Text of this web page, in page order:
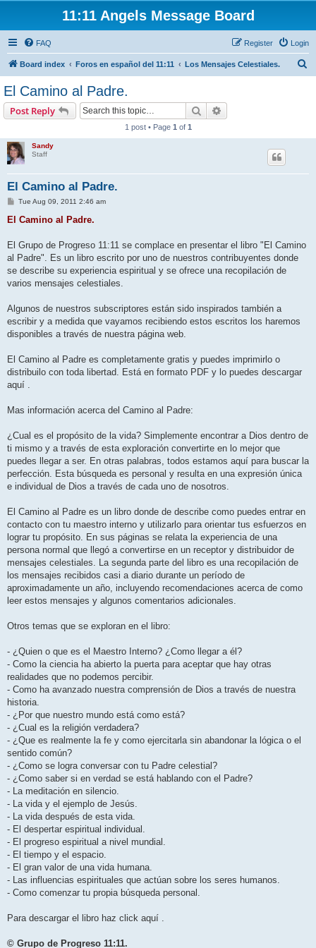
11:11 Angels Message Board
FAQ Login
Register
Board index Foros en español del 11:11 Los Mensajes Celestiales.
El Camino al Padre.
Post Reply Search
1 post • Page 1 of 1
Sandy
Staff
El Camino al Padre.
P
s
Tue Aug 09, 2011 2:46 am
El Camino al Padre.
El Grupo de Progreso 11:11 se complace en presentar el libro "El Camino
al Padre". Es un libro escrito por uno de nuestros contribuyentes donde
se describe su experiencia espiritual y se ofrece una recopilación de
varios mensajes celestiales.
Algunos de nuestros subscriptores están sido inspirados también a
escribir y a medida que vayamos recibiendo estos escritos los haremos
disponibles a través de nuestra página web.
El Camino al Padre es completamente gratis y puedes imprimirlo o
distribuilo con toda libertad. Está en formato PDF y lo puedes descargar
aquí .
Mas información acerca del Camino al Padre:
¿Cual es el propósito de la vida? Simplemente encontrar a Dios dentro de
ti mismo y a través de esta exploración convertirte en lo mejor que
puedes llegar a ser. En otras palabras, todos estamos aquí para buscar la
perfección. Esta búsqueda es personal y resulta en una expresión única
e individual de Dios a través de cada uno de nosotros.
El Camino al Padre es un libro donde de describe como puedes entrar en
contacto con tu maestro interno y utilizarlo para orientar tus esfuerzos en
lograr tu propósito. En sus páginas se relata la experiencia de una
persona normal que llegó a convertirse en un receptor y distribuidor de
mensajes celestiales. La segunda parte del libro es una recopilación de
los mensajes recibidos casi a diario durante un período de
aproximadamente un año, incluyendo recomendaciones acerca de como
leer estos mensajes y algunos comentarios adicionales.
Otros temas que se exploran en el libro:
- ¿Quien o que es el Maestro Interno? ¿Como llegar a él?
- Como la ciencia ha abierto la puerta para aceptar que hay otras
realidades que no podemos percibir.
- Como ha avanzado nuestra comprensión de Dios a través de nuestra
historia.
- ¿Por que nuestro mundo está como está?
- ¿Cual es la religión verdadera?
- ¿Que es realmente la fe y como ejercitarla sin abandonar la lógica o el
sentido común?
- ¿Como se logra conversar con tu Padre celestial?
- ¿Como saber si en verdad se está hablando con el Padre?
- La meditación en silencio.
- La vida y el ejemplo de Jesús.
- La vida después de esta vida.
- El despertar espiritual individual.
- El progreso espiritual a nivel mundial.
- El tiempo y el espacio.
- El gran valor de una vida humana.
- Las influencias espirituales que actúan sobre los seres humanos.
- Como comenzar tu propia búsqueda personal.
Para descargar el libro haz click aquí .
© Grupo de Progreso 11:11.